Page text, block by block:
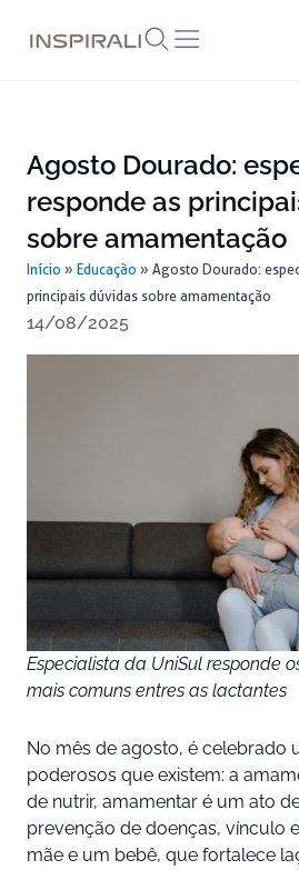
Agosto Dourado:
responde as
sobre amamentação
Início » Educação » Agosto Dourado:
principais dúvidas sobre amamentação
14/08/2025
Especialista da UniSul responde
mais comuns entres as lactantes
No mês de agosto, é celebrado
poderosos que existem: a
de nutrir, amamentar é um ato
prevenção de doenças, vínculo
mãe e um bebê, que fortalece